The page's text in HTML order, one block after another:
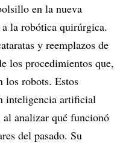
en la nueva
a la robótica quirúrgica.
y reemplazos de
los procedimientos que,
los robots. Estos
inteligencia artificial
al analizar qué funcionó
del pasado. Su